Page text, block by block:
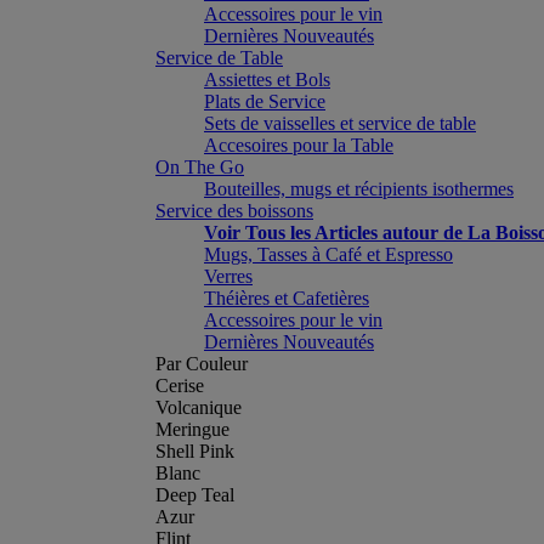
Accessoires pour le vin
Dernières Nouveautés
Service de Table
Assiettes et Bols
Plats de Service
Sets de vaisselles et service de table
Accesoires pour la Table
On The Go
Bouteilles, mugs et récipients isothermes
Service des boissons
Voir Tous les Articles autour de La
Mugs, Tasses à Café et Espresso
Verres
Théières et Cafetières
Accessoires pour le vin
Dernières Nouveautés
Par Couleur
Cerise
Volcanique
Meringue
Shell Pink
Blanc
Deep Teal
Azur
Flint